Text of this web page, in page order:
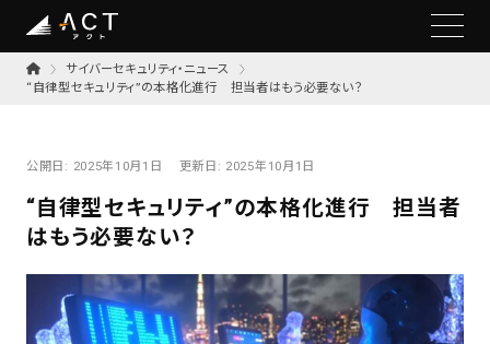
サイバーセキュリティ・ニュース
“自律型セキュリティ”の本格化進行 担当者はもう必要ない？
公開日: 2025年10月1日 更新日: 2025年10月1日
“自律型セキュリティ”の本格化進行 担当者
はもう必要ない？